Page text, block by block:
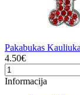
Pakabukas
4.50€
Informacija